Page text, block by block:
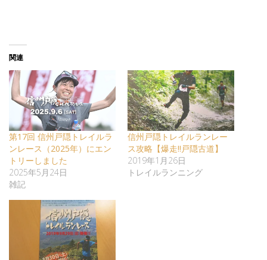
関連
第17回 信州戸隠トレイルラ
ンレース（2025年）にエン
トリーしました
2025年5月24日
雑記
信州戸隠トレイルランレー
ス攻略【爆走!!戸隠古道】
2019年1月26日
トレイルランニング